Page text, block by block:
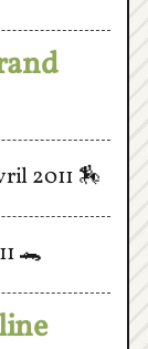
2011🏇
🐊
👺